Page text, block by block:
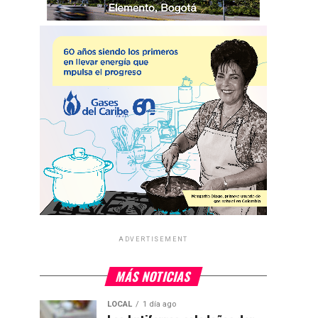
ADVERTISEMENT
MÁS NOTICIAS
LOCAL 1 día ago